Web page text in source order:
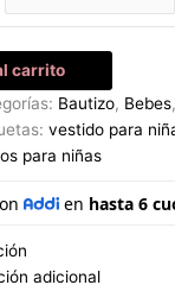
carrito
Bautizo, Bebes,
vestido para
para niñas
adicional